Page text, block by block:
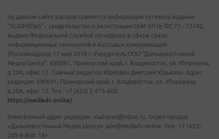
На данном сайте распространяется информация сетевого издания
"VLADNEWS" - свидетельство о регистрации СМИ ЭЛ № ФС 77 - 72742,
выдано Федеральной службой по надзору в сфере связи,
информационных технологий и массовых коммуникаций
(Роскомнадзор) 17 мая 2018 г. Учредитель ООО "Дальневосточный
Медиа Центр". 690091, Приморский край, г. Владивосток, ул. Уборевича,
д.20А, офис 13. Главный редактор Юркевич Дмитрий Юрьевич. Адрес
редакции: 690091, Приморский край, г. Владивосток, ул. Уборевича,
д.20А, офис 13. Тел.: +7 (423) 2-415-600.
https://mediadv.online/
Электронный адрес редакции: vladnews@inbox.ru. Отдел продаж
«Дальневосточный Медиа Центр» sale@mediadv.online. Тел.: +7 (423)
249-8-800. 18+